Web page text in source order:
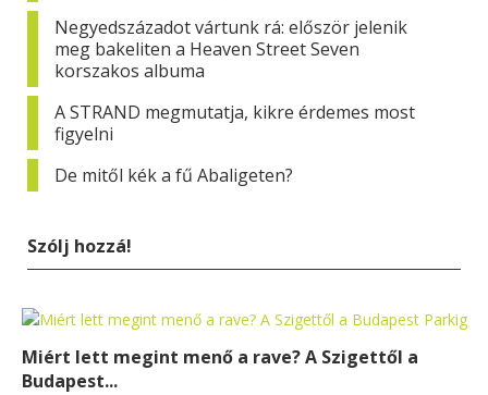
Negyedszázadot vártunk rá: először jelenik
meg bakeliten a Heaven Street Seven
korszakos albuma
A STRAND megmutatja, kikre érdemes most
figyelni
De mitől kék a fű Abaligeten?
Szólj hozzá!
Miért lett megint menő a rave? A Szigettől a
Budapest...